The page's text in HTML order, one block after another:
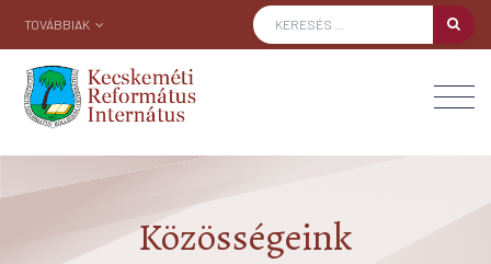
TOVÁBBIAK
Közösségeink